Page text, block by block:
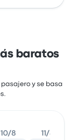
baratos
y se basa
10/8 11/8